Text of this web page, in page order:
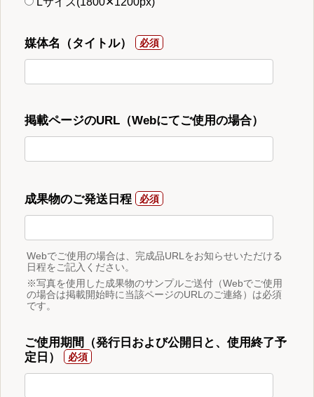
媒体名（タイトル）
掲載ページのURL（Webにてご使用の場合）
成果物のご発送日程
Webでご使用の場合は、完成品URLをお知らせいただける
日程をご記入ください。
※写真を使用した成果物のサンプルご送付（Webでご使用
の場合は掲載開始時に当該ページのURLのご連絡）は必須
です。
ご使用期間（発行日および公開日と、使用終了予
定日）